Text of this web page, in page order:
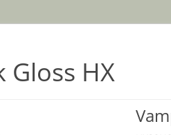
Gloss HX